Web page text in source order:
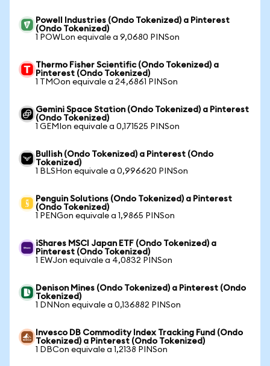
Powell Industries (Ondo Tokenized) a Pinterest
(Ondo Tokenized)
1 POWLon equivale a 9,0680 PINSon
Thermo Fisher Scientific (Ondo Tokenized) a
Pinterest (Ondo Tokenized)
1 TMOon equivale a 24,6861 PINSon
Gemini Space Station (Ondo Tokenized) a Pinterest
(Ondo Tokenized)
1 GEMIon equivale a 0,171525 PINSon
Bullish (Ondo Tokenized) a Pinterest (Ondo
Tokenized)
1 BLSHon equivale a 0,996620 PINSon
Penguin Solutions (Ondo Tokenized) a Pinterest
(Ondo Tokenized)
1 PENGon equivale a 1,9865 PINSon
iShares MSCI Japan ETF (Ondo Tokenized) a
Pinterest (Ondo Tokenized)
1 EWJon equivale a 4,0832 PINSon
Denison Mines (Ondo Tokenized) a Pinterest (Ondo
Tokenized)
1 DNNon equivale a 0,136882 PINSon
Invesco DB Commodity Index Tracking Fund (Ondo
Tokenized) a Pinterest (Ondo Tokenized)
1 DBCon equivale a 1,2138 PINSon